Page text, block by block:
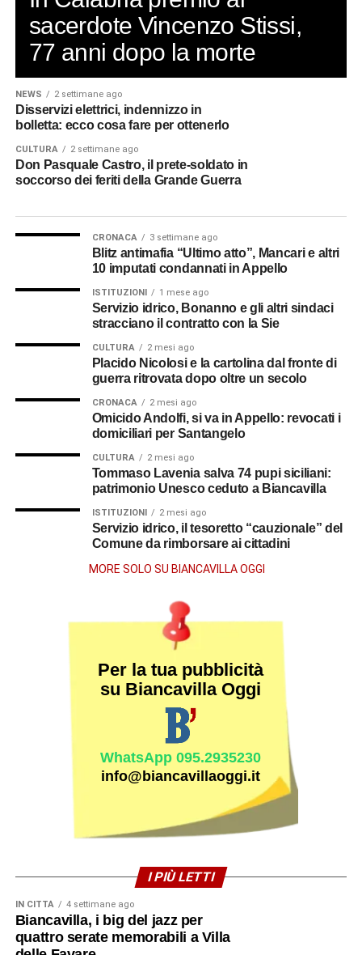
sacerdote Vincenzo Stissi,
77 anni dopo la morte
NEWS 2 settimane ago
Disservizi elettrici, indennizzo in
bolletta: ecco cosa fare per ottenerlo
CULTURA 2 settimane ago
Don Pasquale Castro, il prete-soldato in
soccorso dei feriti della Grande Guerra
CRONACA 3 settimane ago
Blitz antimafia “Ultimo atto”, Mancari e altri
10 imputati condannati in Appello
ISTITUZIONI 1 mese ago
Servizio idrico, Bonanno e gli altri sindaci
stracciano il contratto con la Sie
CULTURA 2 mesi ago
Placido Nicolosi e la cartolina dal fronte di
guerra ritrovata dopo oltre un secolo
CRONACA 2 mesi ago
Omicido Andolfi, si va in Appello: revocati i
domiciliari per Santangelo
CULTURA 2 mesi ago
Tommaso Lavenia salva 74 pupi siciliani:
patrimonio Unesco ceduto a Biancavilla
ISTITUZIONI 2 mesi ago
Servizio idrico, il tesoretto “cauzionale” del
Comune da rimborsare ai cittadini
MORE SOLO SU BIANCAVILLA OGGI
Per la tua pubblicità
su Biancavilla Oggi
WhatsApp 095.2935230
info@biancavillaoggi.it
I PIÙ LETTI
IN CITTÀ 4 settimane ago
Biancavilla, i big del jazz per
quattro serate memorabili a Villa